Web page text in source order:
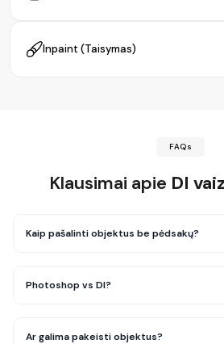
Inpaint (Taisymas)
FAQs
Klausimai apie DI
Kaip pašalinti objektus be pėdsakų?
Photoshop vs DI?
Ar galima pakeisti objektus?